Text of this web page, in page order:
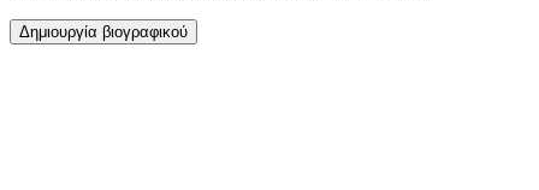
Δημιουργία βιογραφικού